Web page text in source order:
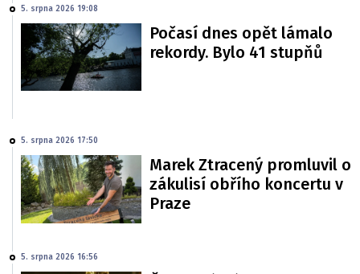
5. srpna 2026 19:08
Počasí dnes opět lámalo
rekordy. Bylo 41 stupňů
5. srpna 2026 17:50
Marek Ztracený promluvil o
zákulisí obřího koncertu v
Praze
5. srpna 2026 16:56